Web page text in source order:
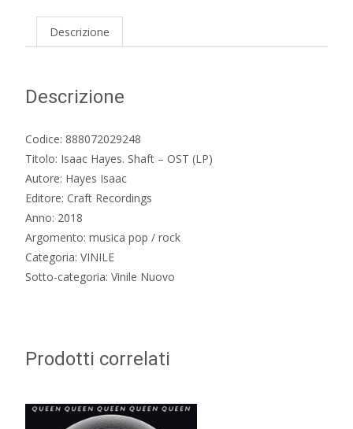
quantitàDescrizione
Descrizione
Codice: 888072029248
Titolo: Isaac Hayes. Shaft – OST (LP)
Autore: Hayes Isaac
Editore: Craft Recordings
Anno: 2018
Argomento: musica pop / rock
Categoria: VINILE
Sotto-categoria: Vinile Nuovo
Prodotti correlati